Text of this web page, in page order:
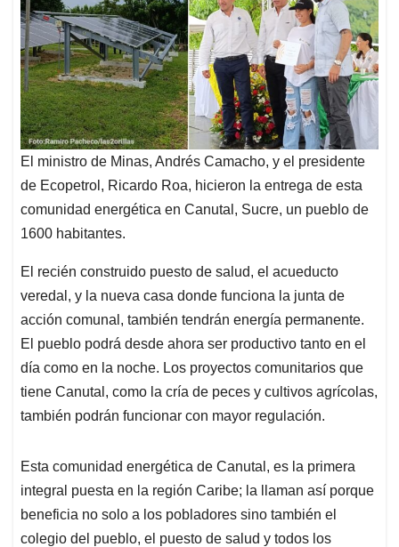
El ministro de Minas, Andrés Camacho, y el presidente
de Ecopetrol, Ricardo Roa, hicieron la entrega de esta
comunidad energética en Canutal, Sucre, un pueblo de
1600 habitantes.
El recién construido puesto de salud, el acueducto
veredal, y la nueva casa donde funciona la junta de
acción comunal, también tendrán energía permanente.
El pueblo podrá desde ahora ser productivo tanto en el
día como en la noche. Los proyectos comunitarios que
tiene Canutal, como la cría de peces y cultivos agrícolas,
también podrán funcionar con mayor regulación.
Esta comunidad energética de Canutal, es la primera
integral puesta en la región Caribe; la llaman así porque
beneficia no solo a los pobladores sino también el
colegio del pueblo, el puesto de salud y todos los